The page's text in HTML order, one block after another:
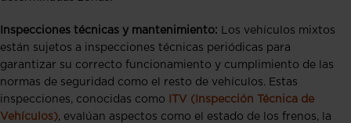
Inspecciones técnicas y mantenimiento: Los vehículos mixtos
están sujetos a inspecciones técnicas periódicas para
garantizar su correcto funcionamiento y cumplimiento de las
normas de seguridad como el resto de vehículos. Estas
inspecciones, conocidas como
ITV (Inspección Técnica de
Vehículos), evalúan aspectos como el estado de los frenos, la